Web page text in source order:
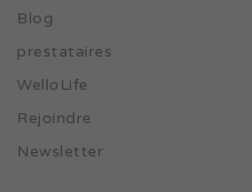
Blog
prestataires
WelloLife
Rejoindre
Newsletter